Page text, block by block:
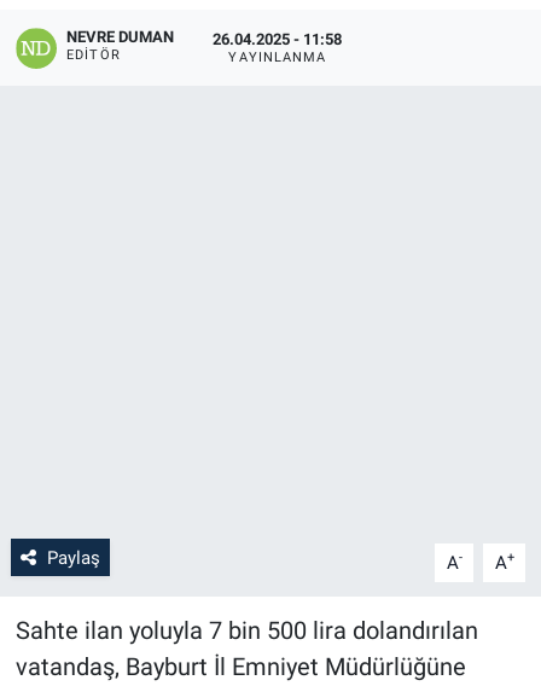
NEVRE DUMAN
EDITÖR
26.04.2025 - 11:58
YAYINLANMA
Paylaş A- A+
Sahte ilan yoluyla 7 bin 500 lira dolandırılan
vatandaş, Bayburt İl Emniyet Müdürlüğüne